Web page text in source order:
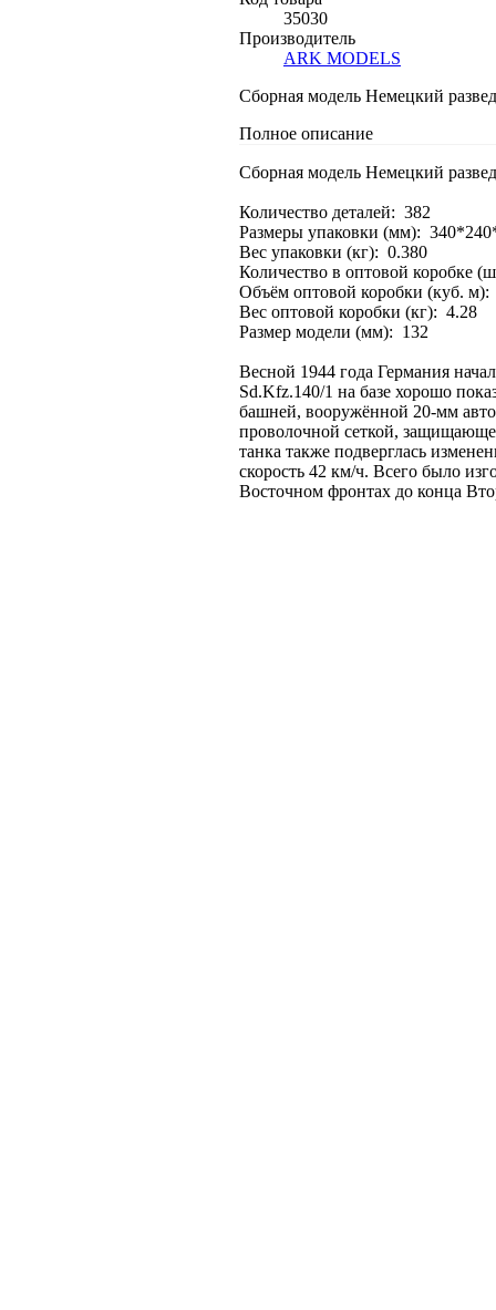
35030
Производитель
ARK MODELS
Сборная модель Немецкий
Полное описание
Сборная модель Немецкий
Количество деталей: 382
Размеры упаковки (мм):
Вес упаковки (кг): 0.380
Количество в оптовой коробке
Объём оптовой коробки (куб. м):
Вес оптовой коробки (кг): 4.28
Размер модели (мм): 132
Весной 1944 года Германия
Sd.Kfz.140/1 на базе хорошо
башней, вооружённой 20-мм
проволочной сеткой,
танка также подверглась
скорость 42 км/ч. Всего было
Восточном фронтах до конца